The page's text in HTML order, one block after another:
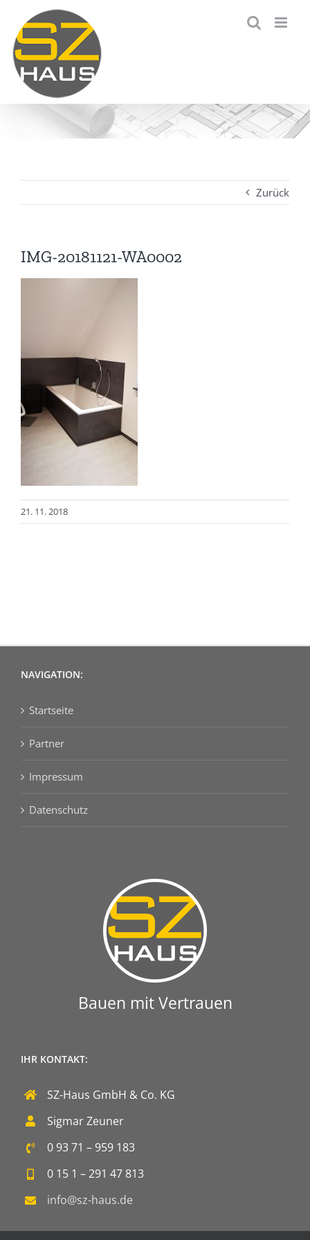
Inhalt
springen
Zurück
IMG-20181121-WA0002
21. 11. 2018
NAVIGATION:
Startseite
Partner
Impressum
Datenschutz
Bauen mit Vertrauen
IHR KONTAKT:
SZ-Haus GmbH & Co. KG
Sigmar Zeuner
0 93 71 – 959 183
0 15 1 – 291 47 813
info@sz-haus.de